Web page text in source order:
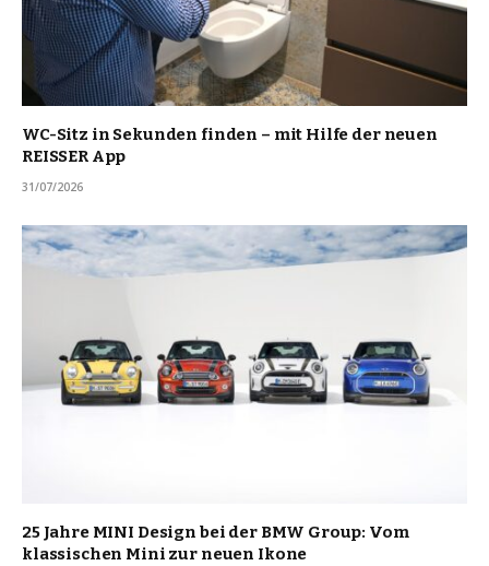
WC-Sitz in Sekunden finden – mit Hilfe der neuen
REISSER App
31/07/2026
25 Jahre MINI Design bei der BMW Group: Vom
klassischen Mini zur neuen Ikone